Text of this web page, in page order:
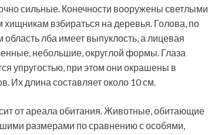
сильные. Конечности вооружены светлыми
хищникам взбираться на деревья. Голова, по
лба имеет выпуклость, а лицевая
небольшие, округлой формы. Глаза
упругостью, при этом они окрашены в
Их длина составляет около 10 см.
от ареала обитания. Животные, обитающие
размерами по сравнению с особями,